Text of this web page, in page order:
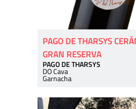
PAGO DE THARSYS
GRAN RESERVA
PAGO DE THARSYS
DO Cava
Garnacha